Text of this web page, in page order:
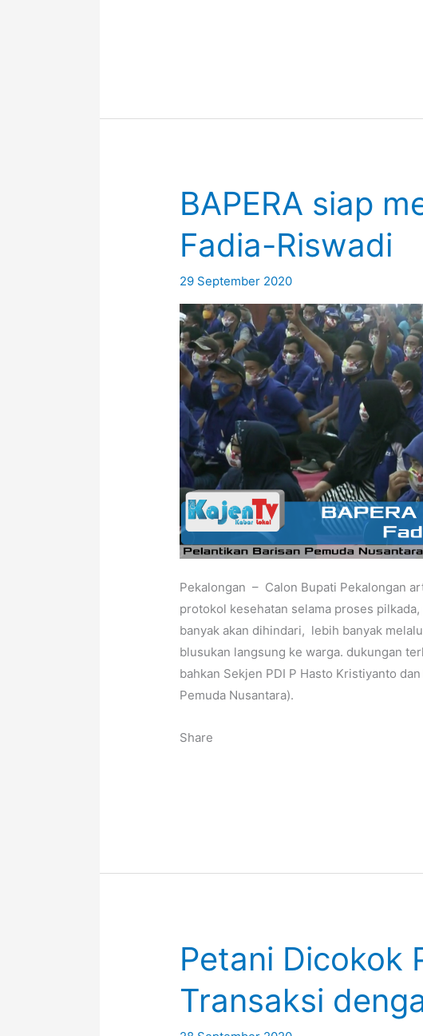
BAPERA siap
Fadia-Riswadi
29 September 2020
Pekalongan – Calon Bupati Pekalongan
protokol kesehatan selama proses
banyak akan dihindari, lebih banyak
blusukan langsung ke warga. dukungan
bahkan Sekjen PDI P Hasto Kristiyanto
Pemuda Nusantara).
Share
Petani Dicokok
Transaksi